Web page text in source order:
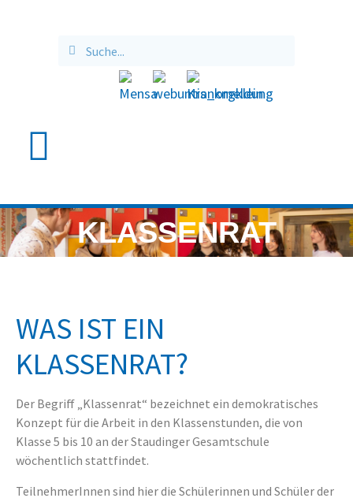
KLASSENRAT
WAS IST EIN
KLASSENRAT?
Der Begriff „Klassenrat“ bezeichnet ein demokratisches
Konzept für die Arbeit in den Klassenstunden, die von
Klasse 5 bis 10 an der Staudinger Gesamtschule
wöchentlich stattfindet.
TeilnehmerInnen sind hier die Schülerinnen und Schüler der